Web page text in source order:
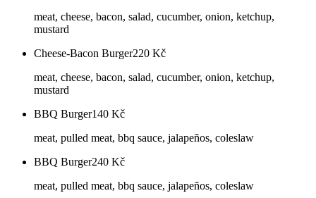
meat, cheese, bacon, salad, cucumber, onion, ketchup,
mustard
Cheese-Bacon Burger220 Kč
meat, cheese, bacon, salad, cucumber, onion, ketchup,
mustard
BBQ Burger140 Kč
meat, pulled meat, bbq sauce, jalapeños, coleslaw
BBQ Burger240 Kč
meat, pulled meat, bbq sauce, jalapeños, coleslaw